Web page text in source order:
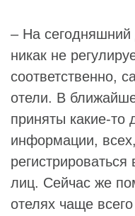
– На сегодняшний
никак не
соответственно,
отели. В
приняты какие-
информации,
лиц. Сейчас же
отелях чаще